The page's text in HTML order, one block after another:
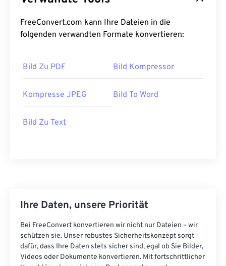
FreeConvert.com kann Ihre Dateien in die
folgenden verwandten Formate konvertieren:
Bild Zu PDF Bild Kompressor
Kompresse JPEG Bild To Word
Bild Zu Text
Ihre Daten, unsere Priorität
Bei FreeConvert konvertieren wir nicht nur Dateien – wir
schützen sie. Unser robustes Sicherheitskonzept sorgt
dafür, dass Ihre Daten stets sicher sind, egal ob Sie Bilder,
Videos oder Dokumente konvertieren. Mit fortschrittlicher